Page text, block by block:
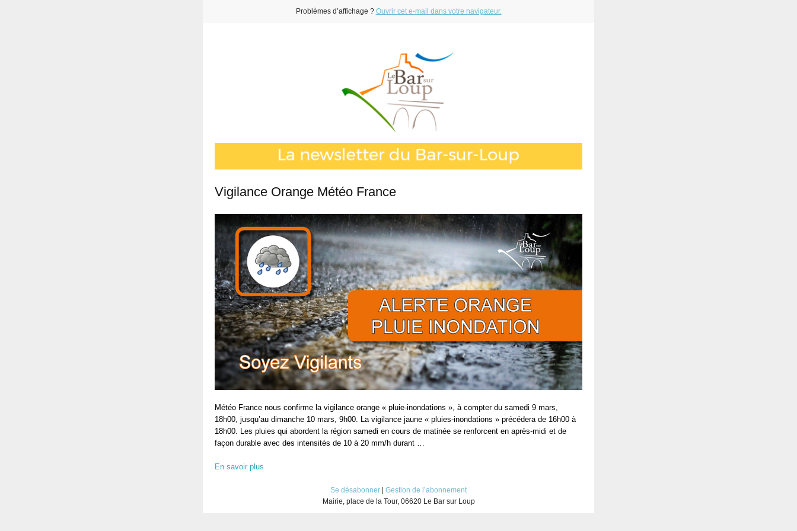
Problèmes d’affichage ? Ouvrir cet e-mail dans votre navigateur.
Vigilance Orange Météo France
Météo France nous confirme la vigilance orange « pluie-inondations », à compter du samedi 9 mars,
18h00, jusqu’au dimanche 10 mars, 9h00. La vigilance jaune « pluies-inondations » précédera de 16h00 à
18h00. Les pluies qui abordent la région samedi en cours de matinée se renforcent en après-midi et de
façon durable avec des intensités de 10 à 20 mm/h durant …
En savoir plus
Se désabonner
Gestion de l’abonnement
Mairie, place de la Tour, 06620 Le Bar sur Loup